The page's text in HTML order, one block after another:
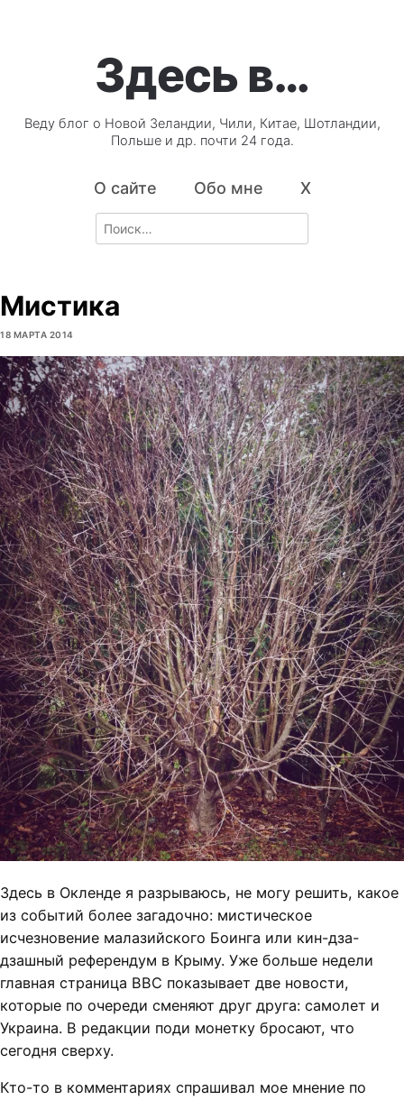
Здесь в…
Веду блог о Новой Зеландии, Чили, Китае, Шотландии,
Польше и др. почти 24 года.
О сайте Обо мне X
Search
for:
Мистика
18 МАРТА 2014
Здесь в Окленде я разрываюсь, не могу решить, какое
из событий более загадочно: мистическое
исчезновение малазийского Боинга или кин-дза-
дзашный референдум в Крыму. Уже больше недели
главная страница BBC показывает две новости,
которые по очереди сменяют друг друга: самолет и
Украина. В редакции поди монетку бросают, что
сегодня сверху.
Кто-то в комментариях спрашивал мое мнение по